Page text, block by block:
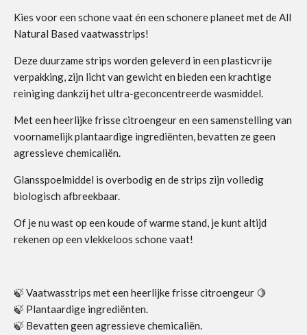
Kies voor een schone vaat én een schonere planeet met de All
Natural Based vaatwasstrips!
Deze duurzame strips worden geleverd in een plasticvrije
verpakking, zijn licht van gewicht en bieden een krachtige
reiniging dankzij het ultra-geconcentreerde wasmiddel.
Met een heerlijke frisse citroengeur en een samenstelling van
voornamelijk plantaardige ingrediënten, bevatten ze geen
agressieve chemicaliën.
Glansspoelmiddel is overbodig en de strips zijn volledig
biologisch afbreekbaar.
Of je nu wast op een koude of warme stand, je kunt altijd
rekenen op een vlekkeloos schone vaat!
🍃 Vaatwasstrips met een heerlijke frisse citroengeur 🍋
🍃 Plantaardige ingrediënten.
🍃 Bevatten geen agressieve chemicaliën.